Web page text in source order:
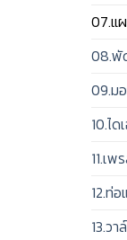
07.แ
08.พั
09.ม
10.ได
11.เ
12.ท่
13.ว